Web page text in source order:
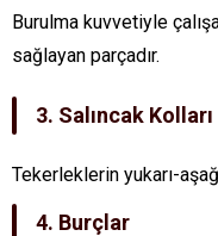
Burulma kuvvetiyle
sağlayan parçadır.
3. Salıncak Kolları
Tekerleklerin yukarı-
4. Burçlar